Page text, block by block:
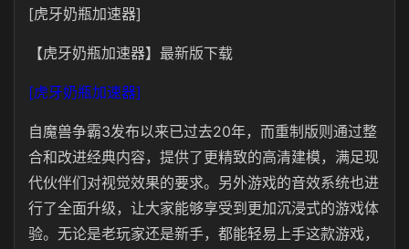
[虎牙奶瓶加速器]
【虎牙奶瓶加速器】最新版下载
[虎牙奶瓶加速器]
自魔兽争霸3发布以来已过去20年，而重制版则通过整
合和改进经典内容，提供了更精致的高清建模，满足现
代伙伴们对视觉效果的要求。另外游戏的音效系统也进
行了全面升级，让大家能够享受到更加沉浸式的游戏体
验。无论是老玩家还是新手，都能轻易上手这款游戏，